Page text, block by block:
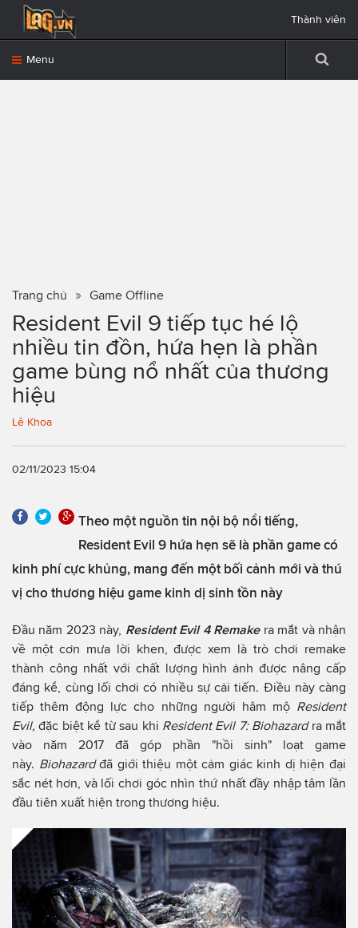
Menu
Thành viên
Trang chủ Game Offline
Resident Evil 9 tiếp tục hé lộ
nhiều tin đồn, hứa hẹn là phần
game bùng nổ nhất của thương
hiệu
Lê Khoa
02/11/2023 15:04
Theo một nguồn tin nội bộ nổi tiếng,
Resident Evil 9 hứa hẹn sẽ là phần game có
kinh phí cực khủng, mang đến một bối cảnh mới và thú
vị cho thương hiệu game kinh dị sinh tồn này
Đầu năm 2023 này, Resident Evil 4 Remake ra mắt và nhận
về một cơn mưa lời khen, được xem là trò chơi remake
thành công nhất với chất lượng hình ảnh được nâng cấp
đáng kể, cùng lối chơi có nhiều sự cải tiến. Điều này càng
tiếp thêm động lực cho những người hâm mộ Resident
Evil, đặc biệt kể từ sau khi Resident Evil 7: Biohazard ra mắt
vào năm 2017 đã góp phần "hồi sinh" loạt game
này. Biohazardđã giới thiệu một cảm giác kinh dị hiện đại
sắc nét hơn, và lối chơi góc nhìn thứ nhất đầy nhập tâm lần
đầu tiên xuất hiện trong thương hiệu.